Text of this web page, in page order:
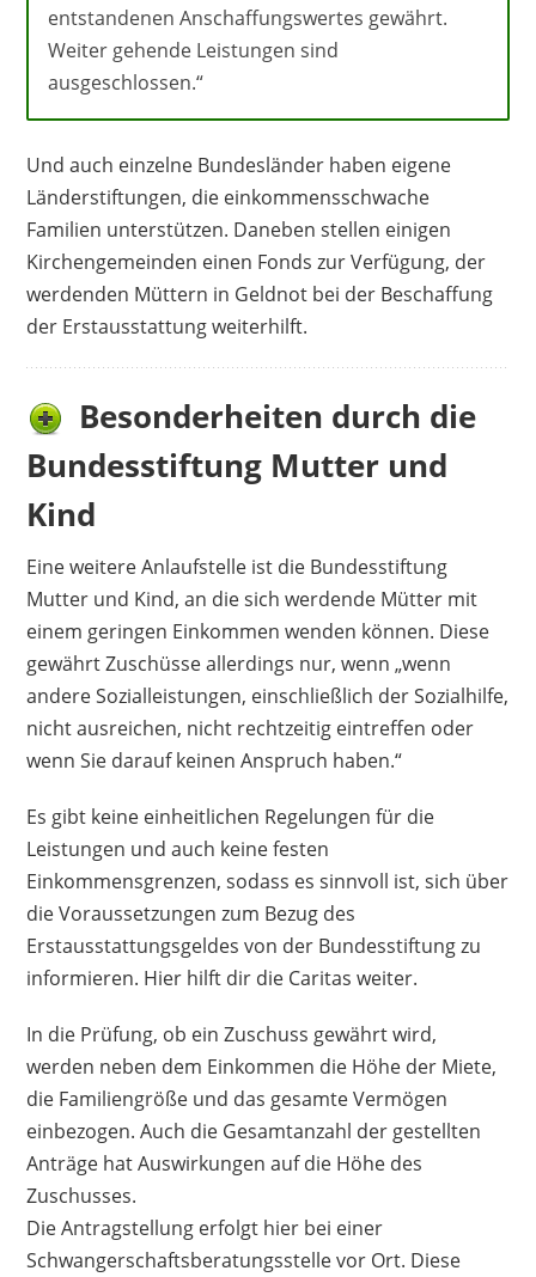
entstandenen Anschaffungswertes gewährt.
Weiter gehende Leistungen sind
ausgeschlossen.“
Und auch einzelne Bundesländer haben eigene
Länderstiftungen, die einkommensschwache
Familien unterstützen. Daneben stellen einigen
Kirchengemeinden einen Fonds zur Verfügung, der
werdenden Müttern in Geldnot bei der Beschaffung
der Erstausstattung weiterhilft.
Besonderheiten durch die
Bundesstiftung Mutter und
Kind
Eine weitere Anlaufstelle ist die Bundesstiftung
Mutter und Kind, an die sich werdende Mütter mit
einem geringen Einkommen wenden können. Diese
gewährt Zuschüsse allerdings nur, wenn „wenn
andere Sozialleistungen, einschließlich der Sozialhilfe,
nicht ausreichen, nicht rechtzeitig eintreffen oder
wenn Sie darauf keinen Anspruch haben.“
Es gibt keine einheitlichen Regelungen für die
Leistungen und auch keine festen
Einkommensgrenzen, sodass es sinnvoll ist, sich über
die Voraussetzungen zum Bezug des
Erstausstattungsgeldes von der Bundesstiftung zu
informieren. Hier hilft dir die Caritas weiter.
In die Prüfung, ob ein Zuschuss gewährt wird,
werden neben dem Einkommen die Höhe der Miete,
die Familiengröße und das gesamte Vermögen
einbezogen. Auch die Gesamtanzahl der gestellten
Anträge hat Auswirkungen auf die Höhe des
Zuschusses.
Die Antragstellung erfolgt hier bei einer
Schwangerschaftsberatungsstelle vor Ort. Diese